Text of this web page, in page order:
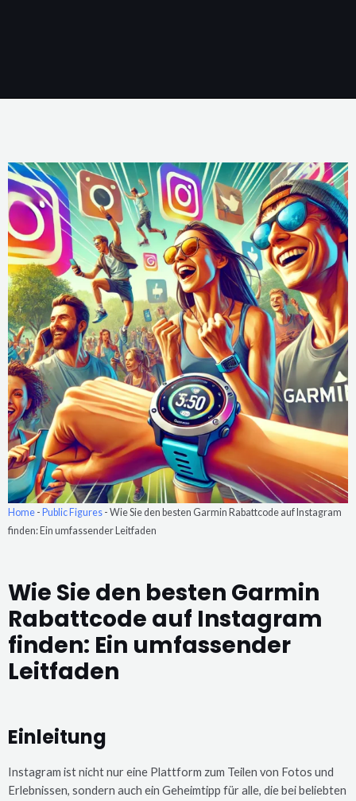
Home - Public Figures - Wie Sie den besten Garmin Rabattcode auf Instagram
finden: Ein umfassender Leitfaden
Wie Sie den besten Garmin
Rabattcode auf Instagram
finden: Ein umfassender
Leitfaden
Einleitung
Instagram ist nicht nur eine Plattform zum Teilen von Fotos und
Erlebnissen, sondern auch ein Geheimtipp für alle, die bei beliebten